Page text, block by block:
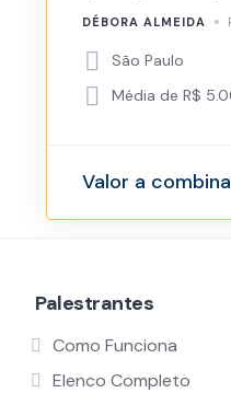
DÉBORA ALMEIDA
São Paulo
Média de R$
Valor a
Palestrantes
Como Funciona
Elenco Completo